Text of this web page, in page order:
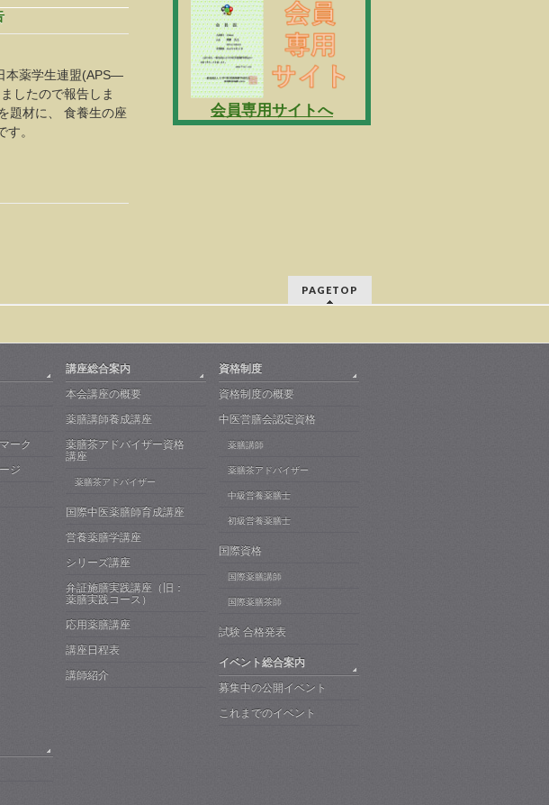
本薬学生連盟(APS—
したので報告しま
題材に、 食養生の座
。
会員専用サイトへ
PAGETOP
ーク
ジ
講座総合案内
本会講座の概要
薬膳講師養成講座
薬膳茶アドバイザー資格
講座
薬膳茶アドバイザー
国際中医薬膳師育成講座
営養薬膳学講座
シリーズ講座
弁証施膳実践講座（旧：
薬膳実践コース）
応用薬膳講座
講座日程表
講師紹介
資格制度
資格制度の概要
中医営膳会認定資格
薬膳講師
薬膳茶アドバイザー
中級営養薬膳士
初級営養薬膳士
国際資格
国際薬膳講師
国際薬膳茶師
試験 合格発表
イベント総合案内
募集中の公開イベント
これまでのイベント